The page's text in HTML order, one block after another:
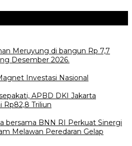
Meruyung di bangun Rp 7,7
Desember 2026.
Investasi Nasional
APBD DKI Jakarta
Rp82,8 Triliun
bersama BNN RI Perkuat Sinergi
Melawan Peredaran Gelap